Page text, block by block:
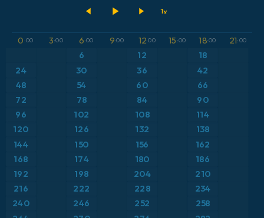
ICON ドイツ 2 km
イタリア
オーストリア
ギリシャ
スイス
気温異常（850hPa）
気温（2m）
気温（500hPa）
降水量、雲、気圧
0 :00 3:00 6:00 9:00 12:00 15 :00 18:00 21:00
6 12
18
24
30 36
42
48
54 60
66
72
78 84 90
96 102 108 114
120 126 132
138
144
150 156
162
168
174 180
186
192
198 204 210
216 222 228 234
240 246 252
258